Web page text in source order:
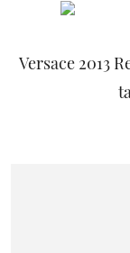
Versace 2013